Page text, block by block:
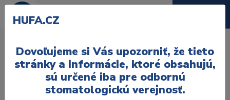
D33, B1
Zuby
AcryRock
AcryRock 1x28 S60-I60-D33, B1
HUFA.CZ
Dovoľujeme si Vás upozorniť, že tieto
stránky a informácie, ktoré obsahujú,
sú určené iba pre odbornú
stomatologickú verejnosť.